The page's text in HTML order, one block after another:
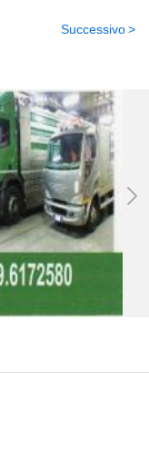
Successivo